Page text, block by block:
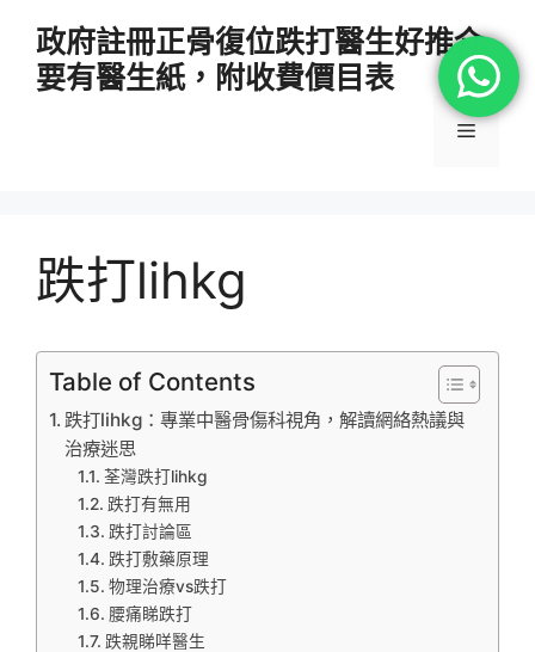
政府註冊正骨復位跌打醫生好推介
要有醫生紙，附收費價目表
選
跌打lihkg
Table of Contents
跌打lihkg：專業中醫骨傷科視角，解讀網絡熱議與
治療迷思
荃灣跌打lihkg
跌打有無用
跌打討論區
跌打敷藥原理
物理治療vs跌打
腰痛睇跌打
跌親睇咩醫生